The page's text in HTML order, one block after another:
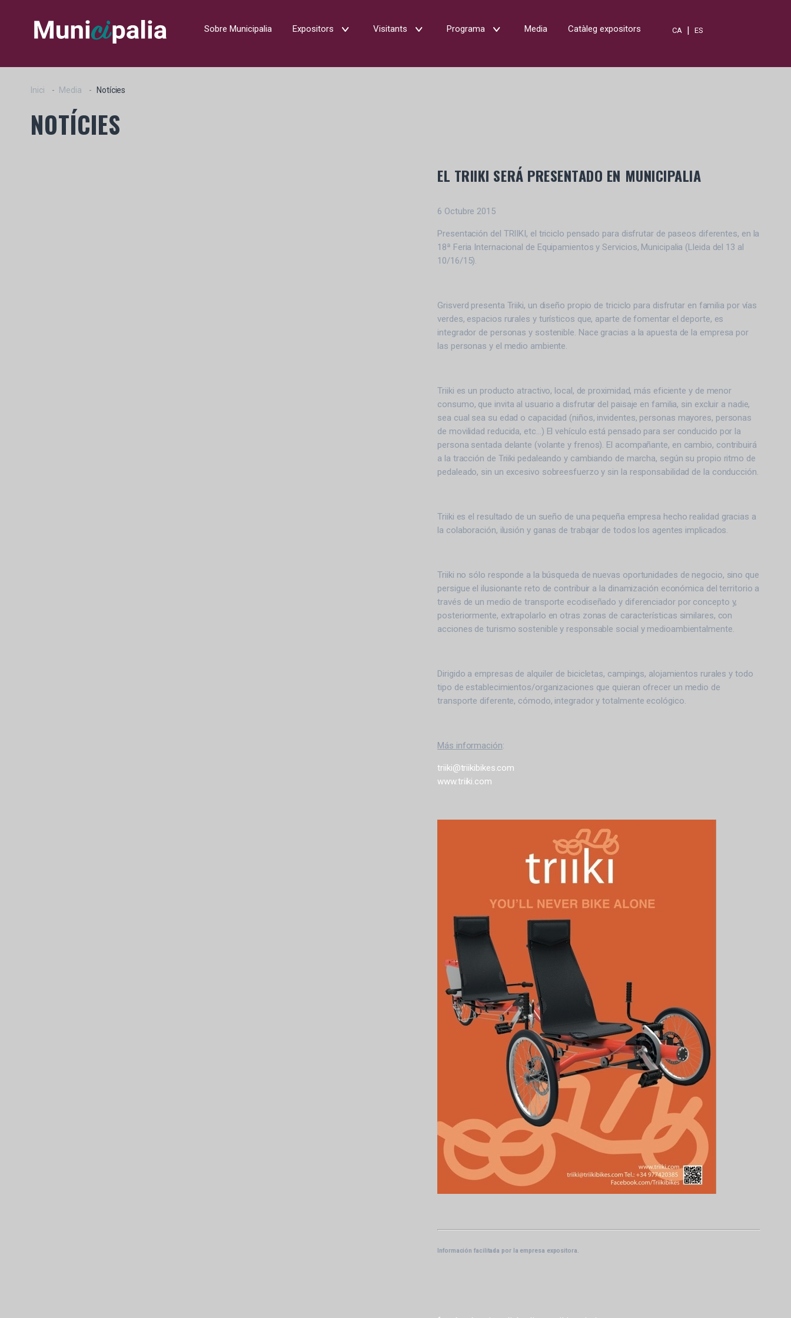
Sobre Municipalia Expositors Visitants Programa Media Catàleg expositors CA |ES
Inici Media Notícies
NOTÍCIES
EL TRIIKI SERÁ PRESENTADO EN MUNICIPALIA
6 Octubre 2015
Presentación del TRIIKI, el triciclo pensado para disfrutar de paseos diferentes, en la
18ª Feria Internacional de Equipamientos y Servicios, Municipalia (Lleida del 13 al
10/16/15).
Grisverd presenta Triiki, un diseño propio de triciclo para disfrutar en familia por vías
verdes, espacios rurales y turísticos que, aparte de fomentar el deporte, es
integrador de personas y sostenible. Nace gracias a la apuesta de la empresa por
las personas y el medio ambiente.
Triiki es un producto atractivo, local, de proximidad, más eficiente y de menor
consumo, que invita al usuario a disfrutar del paisaje en familia, sin excluir a nadie,
sea cual sea su edad o capacidad (niños, invidentes, personas mayores, personas
de movilidad reducida, etc…) El vehículo está pensado para ser conducido por la
persona sentada delante (volante y frenos). El acompañante, en cambio, contribuirá
a la tracción de Triiki pedaleando y cambiando de marcha, según su propio ritmo de
pedaleado, sin un excesivo sobreesfuerzo y sin la responsabilidad de la conducción.
Triiki es el resultado de un sueño de una pequeña empresa hecho realidad gracias a
la colaboración, ilusión y ganas de trabajar de todos los agentes implicados.
Triiki no sólo responde a la búsqueda de nuevas oportunidades de negocio, sino que
persigue el ilusionante reto de contribuir a la dinamización económica del territorio a
través de un medio de transporte ecodiseñado y diferenciador por concepto y,
posteriormente, extrapolarlo en otras zonas de características similares, con
acciones de turismo sostenible y responsable social y medioambientalmente.
Dirigido a empresas de alquiler de bicicletas, campings, alojamientos rurales y todo
tipo de establecimientos/organizaciones que quieran ofrecer un medio de
transporte diferente, cómodo, integrador y totalmente ecológico.
Más información:
triiki@triikibikes.com
www.triiki.com
Información facilitada por la empresa expositora.